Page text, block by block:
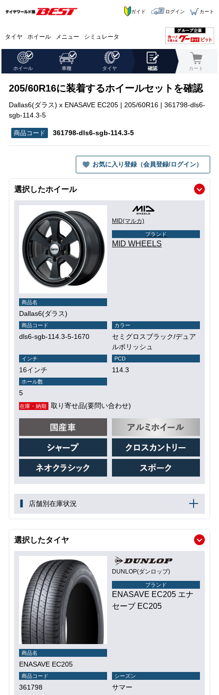
タイヤ ホイール メニュー シミュレータ
ガイド ログイン カート
ホイール 車種 タイヤ 確認 カート
205/60R16に装着するホイールセットを確認
Dallas6(ダラス) x ENASAVE EC205 | 205/60R16 | 361798-dls6-
sgb-114.3-5
361798-dls6-sgb-114.3-5
お気に入り登録（会員登録/ログイン）
選択したホイール
MID(マルカ)
ブランド
MID WHEELS
商品名
Dallas6(ダラス)
商品コード
dls6-sgb-114.3-5-1670
カラー
セミグロスブラック/デュア
ルポリッシュ
インチ
16インチ
PCD
114.3
ホール数
5
在庫・納期 取り寄せ品(要問い合わせ)
店舗別在庫状況
選択したタイヤ
DUNLOP(ダンロップ)
ブランド
ENASAVE EC205 エナ
セーブ EC205
商品名
ENASAVE EC205
商品コード
361798
シーズン
サマー